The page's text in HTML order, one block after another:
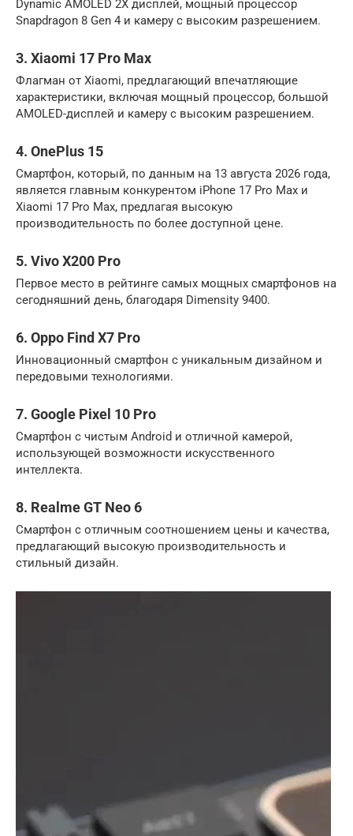
Dynamic AMOLED 2X дисплей, мощный процессор
Snapdragon 8 Gen 4 и камеру с высоким разрешением.
3. Xiaomi 17 Pro Max
Флагман от Xiaomi, предлагающий впечатляющие
характеристики, включая мощный процессор, большой
AMOLED-дисплей и камеру с высоким разрешением.
4. OnePlus 15
Смартфон, который, по данным на 13 августа 2026 года,
является главным конкурентом iPhone 17 Pro Max и
Xiaomi 17 Pro Max, предлагая высокую
производительность по более доступной цене.
5. Vivo X200 Pro
Первое место в рейтинге самых мощных смартфонов на
сегодняшний день, благодаря Dimensity 9400.
6. Oppo Find X7 Pro
Инновационный смартфон с уникальным дизайном и
передовыми технологиями.
7. Google Pixel 10 Pro
Смартфон с чистым Android и отличной камерой,
использующей возможности искусственного
интеллекта.
8. Realme GT Neo 6
Смартфон с отличным соотношением цены и качества,
предлагающий высокую производительность и
стильный дизайн.